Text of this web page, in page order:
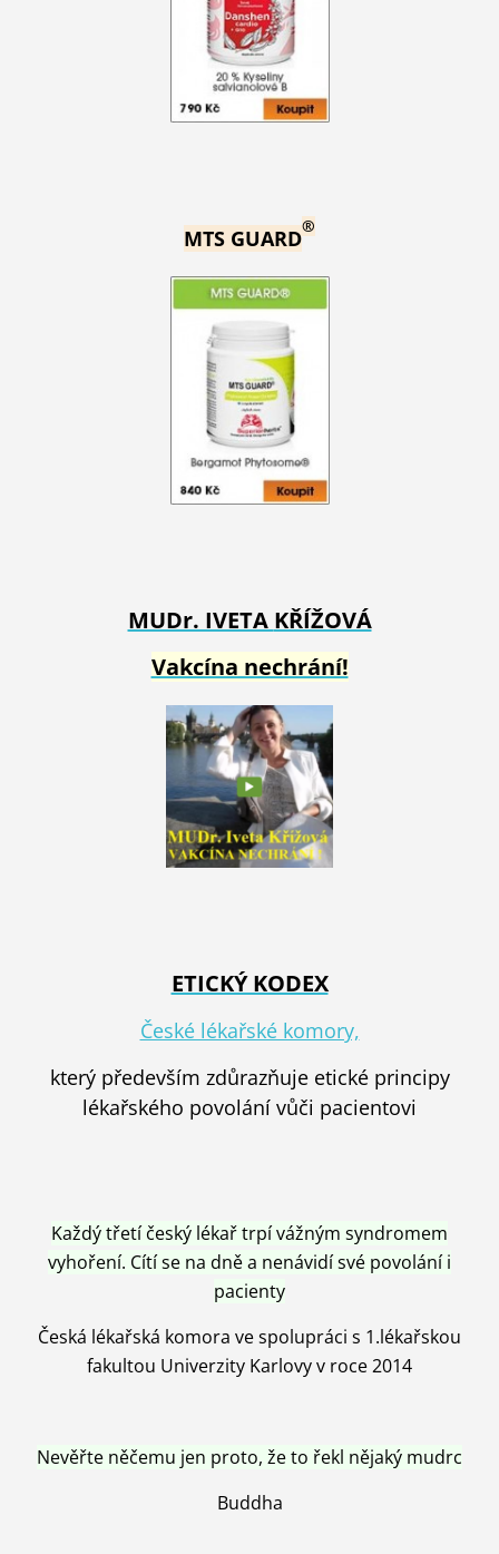
MTS GUARD®
MUDr. IVETA KŘÍŽOVÁ
Vakcína nechrání!
ETICKÝ KODEX
České lékařské komory,
který především zdůrazňuje etické principy
lékařského povolání vůči pacientovi
Každý třetí český lékař trpí vážným syndromem
vyhoření. Cítí se na dně a nenávidí své povolání i
pacienty
Česká lékařská komora ve spolupráci s 1.lékařskou
fakultou Univerzity Karlovy v roce 2014
Nevěřte něčemu jen proto, že to řekl nějaký mudrc
Buddha